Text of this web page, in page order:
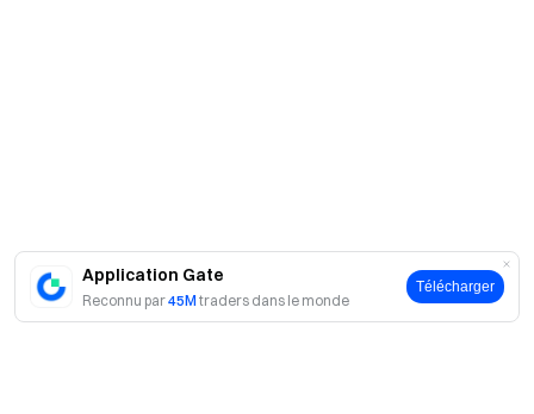
Application Gate
Reconnu par45M traders dans le monde
Télécharger